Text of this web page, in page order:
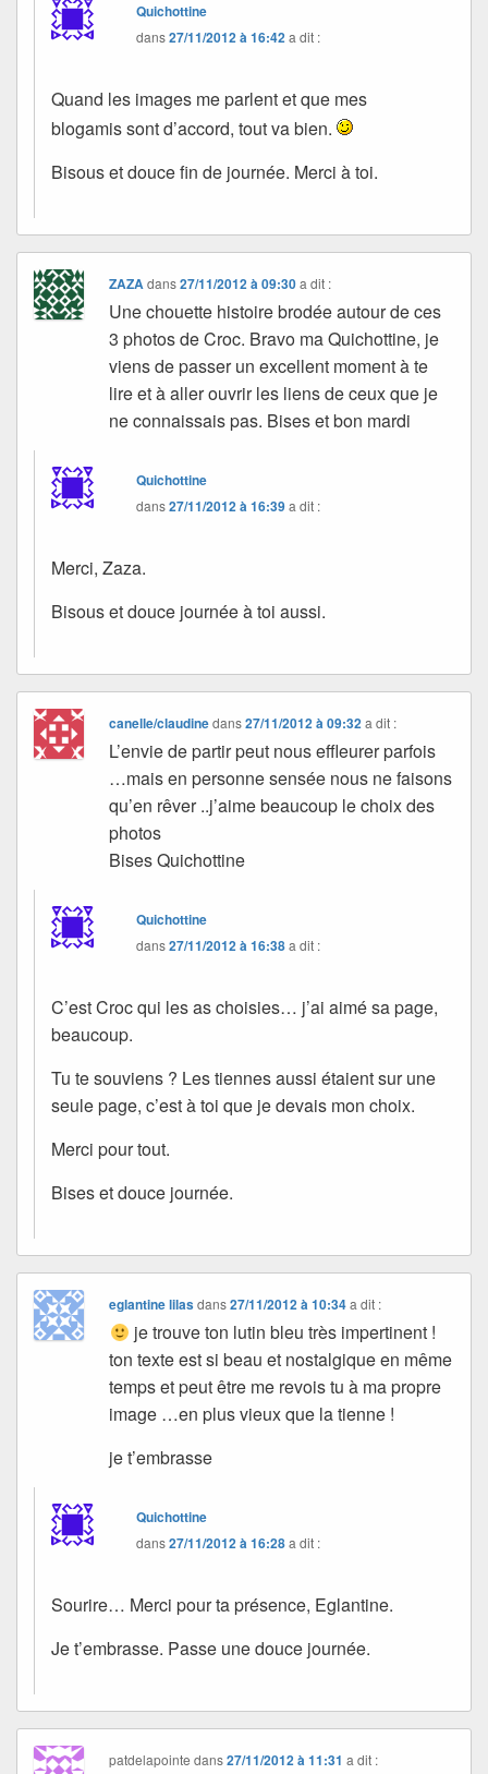
Quichottine
dans27/11/2012 à 16:42a dit :
Quand les images me parlent et que mes
blogamis sont d’accord, tout va bien.
Bisous et douce fin de journée. Merci à toi.
ZAZAdans27/11/2012 à 09:30 a dit :
Une chouette histoire brodée autour de ces
3 photos de Croc. Bravo ma Quichottine, je
viens de passer un excellent moment à te
lire et à aller ouvrir les liens de ceux que je
ne connaissais pas. Bises et bon mardi
Quichottine
dans27/11/2012 à 16:39a dit :
Merci, Zaza.
Bisous et douce journée à toi aussi.
canelle/claudinedans27/11/2012 à 09:32 a dit :
L’envie de partir peut nous effleurer parfois
…mais en personne sensée nous ne faisons
qu’en rêver ..j’aime beaucoup le choix des
photos
Bises Quichottine
Quichottine
dans27/11/2012 à 16:38a dit :
C’est Croc qui les as choisies… j’ai aimé sa page,
beaucoup.
Tu te souviens ? Les tiennes aussi étaient sur une
seule page, c’est à toi que je devais mon choix.
Merci pour tout.
Bises et douce journée.
eglantine lilasdans27/11/2012 à 10:34 a dit :
je trouve ton lutin bleu très impertinent !
ton texte est si beau et nostalgique en même
temps et peut être me revois tu à ma propre
image …en plus vieux que la tienne !
je t’embrasse
Quichottine
dans27/11/2012 à 16:28a dit :
Sourire… Merci pour ta présence, Eglantine.
Je t’embrasse. Passe une douce journée.
patdelapointe dans27/11/2012 à 11:31 a dit :